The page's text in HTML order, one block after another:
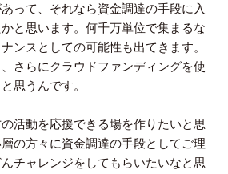
って、それなら資金調達の手段に入
と思います。何千万単位で集まるな
ンスとしての可能性も出てきます。
さらにクラウドファンディングを使
思うんです。
活動を応援できる場を作りたいと思
の方々に資金調達の手段としてご理
チャレンジをしてもらいたいなと思